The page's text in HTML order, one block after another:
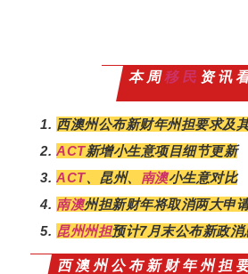
本周移民资讯
西澳州公布新财年州担要求及
ACT新增小生意项目细节更新
ACT、昆州、 南澳小生意对比
南澳州担新财年将取消两大申
昆州州担预计7月末公布新政消
西澳州公布新财年州担